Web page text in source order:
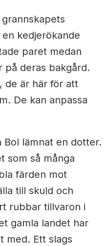
kedjerökande
paret medan
på deras bakgård.
de är här för att
De kan anpassa
Bol lämnat en dotter.
som så många
färden mot
till skuld och
rubbar tillvaron i
gamla landet har
med. Ett slags